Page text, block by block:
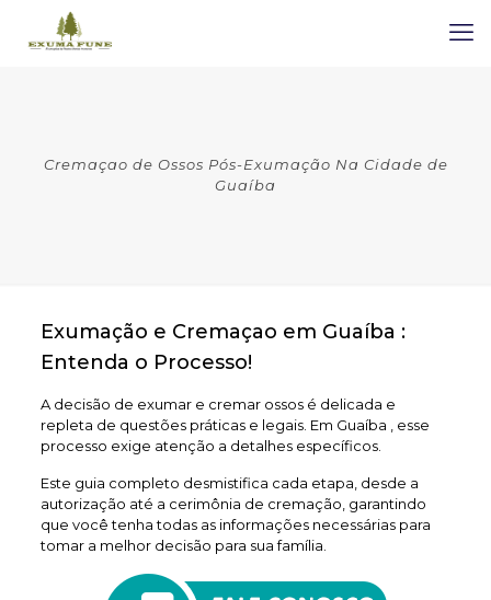
Cremaçao de Ossos Pós-Exumação Na Cidade de
Guaíba
Exumação e Cremaçao em Guaíba :
Entenda o Processo!
A decisão de exumar e cremar ossos é delicada e
repleta de questões práticas e legais. Em Guaíba , esse
processo exige atenção a detalhes específicos.
Este guia completo desmistifica cada etapa, desde a
autorização até a cerimônia de cremação, garantindo
que você tenha todas as informações necessárias para
tomar a melhor decisão para sua família.